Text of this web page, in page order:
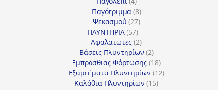
προϊόντα
Παγότριμμα 88
προϊόντα
Ψεκασμού 2727
προϊόντα
ΠΛΥΝΤΗΡΙΑ 5757
προϊόντα
Αφαλατωτές 22
προϊόντα
Βάσεις Πλυντηρίων 22
προϊόντα
Εμπρόσθιας Φόρτωσης 1818
προϊόντα
Εξαρτήματα Πλυντηρίων 1212
Καλάθια Πλυντηρίων 1515